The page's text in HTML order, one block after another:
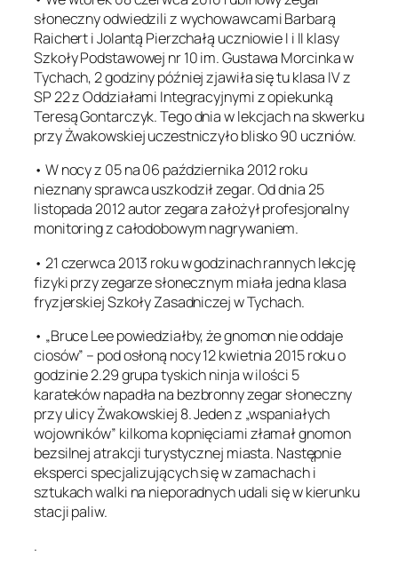
słoneczny odwiedzili z wychowawcami Barbarą
Raichert i Jolantą Pierzchałą uczniowie I i II klasy
Szkoły Podstawowej nr 10 im. Gustawa Morcinka w
Tychach, 2 godziny później zjawiła się tu klasa IV z
SP 22 z Oddziałami Integracyjnymi z opiekunką
Teresą Gontarczyk. Tego dnia w lekcjach na skwerku
przy Żwakowskiej uczestniczyło blisko 90 uczniów.
• W nocy z 05 na 06 października 2012 roku
nieznany sprawca uszkodził zegar. Od dnia 25
listopada 2012 autor zegara założył profesjonalny
monitoring z całodobowym nagrywaniem.
• 21 czerwca 2013 roku w godzinach rannych lekcję
fizyki przy zegarze słonecznym miała jedna klasa
fryzjerskiej Szkoły Zasadniczej w Tychach.
• „Bruce Lee powiedziałby, że gnomon nie oddaje
ciosów” – pod osłoną nocy 12 kwietnia 2015 roku o
godzinie 2.29 grupa tyskich ninja w ilości 5
karateków napadła na bezbronny zegar słoneczny
przy ulicy Żwakowskiej 8. Jeden z „wspaniałych
wojowników” kilkoma kopnięciami złamał gnomon
bezsilnej atrakcji turystycznej miasta. Następnie
eksperci specjalizujących się w zamachach i
sztukach walki na nieporadnych udali się w kierunku
stacji paliw.
.